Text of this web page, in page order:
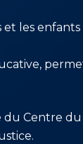
les
du Centre du